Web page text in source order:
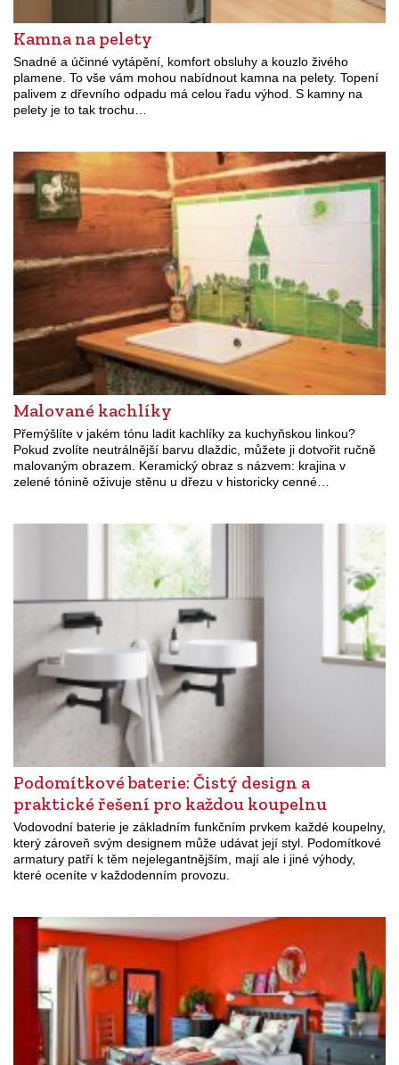
Kamna na pelety
Snadné a účinné vytápění, komfort obsluhy a kouzlo živého
plamene. To vše vám mohou nabídnout kamna na pelety. Topení
palivem z dřevního odpadu má celou řadu výhod. S kamny na
pelety je to tak trochu…
Malované kachlíky
Přemýšlíte v jakém tónu ladit kachlíky za kuchyňskou linkou?
Pokud zvolíte neutrálnější barvu dlaždic, můžete ji dotvořit ručně
malovaným obrazem. Keramický obraz s názvem: krajina v
zelené tónině oživuje stěnu u dřezu v historicky cenné…
Podomítkové baterie: Čistý design a
praktické řešení pro každou koupelnu
Vodovodní baterie je základním funkčním prvkem každé koupelny,
který zároveň svým designem může udávat její styl. Podomítkové
armatury patří k těm nejelegantnějším, mají ale i jiné výhody,
které oceníte v každodenním provozu.